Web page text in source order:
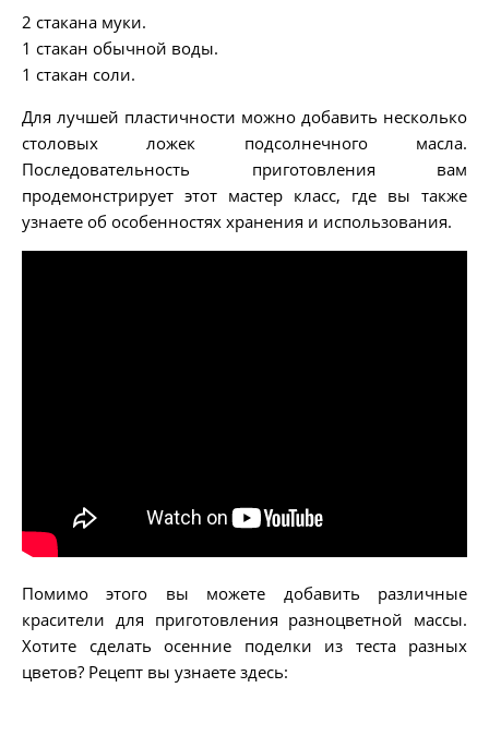
2 стакана муки.
1 стакан обычной воды.
1 стакан соли.
Для лучшей пластичности можно добавить несколько
столовых ложек подсолнечного масла.
Последовательность приготовления вам
продемонстрирует этот мастер класс, где вы также
узнаете об особенностях хранения и использования.
Помимо этого вы можете добавить различные
красители для приготовления разноцветной массы.
Хотите сделать осенние поделки из теста разных
цветов? Рецепт вы узнаете здесь: